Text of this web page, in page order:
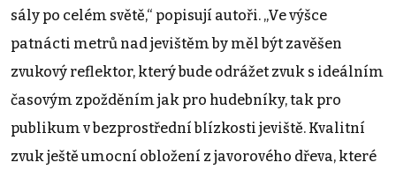
sály po celém světě,“ popisují autoři. „Ve výšce
patnácti metrů nad jevištěm by měl být zavěšen
zvukový reflektor, který bude odrážet zvuk s ideálním
časovým zpožděním jak pro hudebníky, tak pro
publikum v bezprostřední blízkosti jeviště. Kvalitní
zvuk ještě umocní obložení z javorového dřeva, které